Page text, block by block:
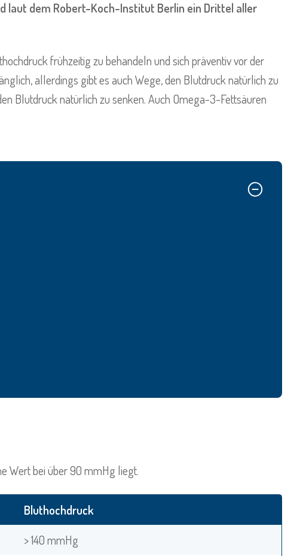
laut dem Robert-Koch-Institut Berlin ein Drittel aller
frühzeitig zu behandeln und sich präventiv vor der
allerdings gibt es auch Wege, den Blutdruck natürlich zu
Blutdruck natürlich zu senken. Auch Omega-3-Fettsäuren
Wert bei über 90 mmHg liegt.
Bluthochdruck
> 140 mmHg